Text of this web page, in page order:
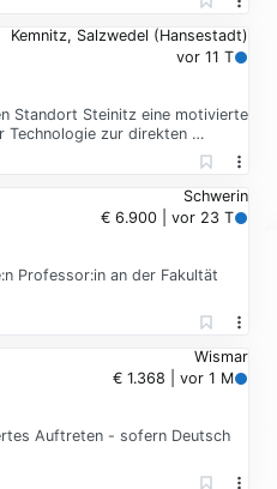
Kemnitz, Salzwedel (Hansestadt)
vor 11 T
Standort Steinitz eine motivierte
Technologie zur direkten …
Schwerin
€ 6.900 | vor 23 T
Professor:in an der Fakultät
Wismar
€ 1.368 | vor 1 M
Auftreten - sofern Deutsch